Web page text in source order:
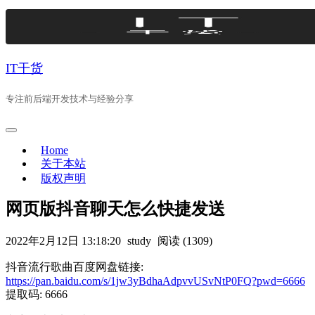
Skip
IT干货
专注前后端开发技术与经验分享
Home
关于本站
版权声明
网页版抖音聊天怎么快捷发送
2022年2月12日 13:18:20 study 阅读 (1309)
抖音流行歌曲百度网盘链接:
https://pan.baidu.com/s/1jw3yBdhaAdpvvUSvNtP0FQ?pwd=6666
提取码: 6666